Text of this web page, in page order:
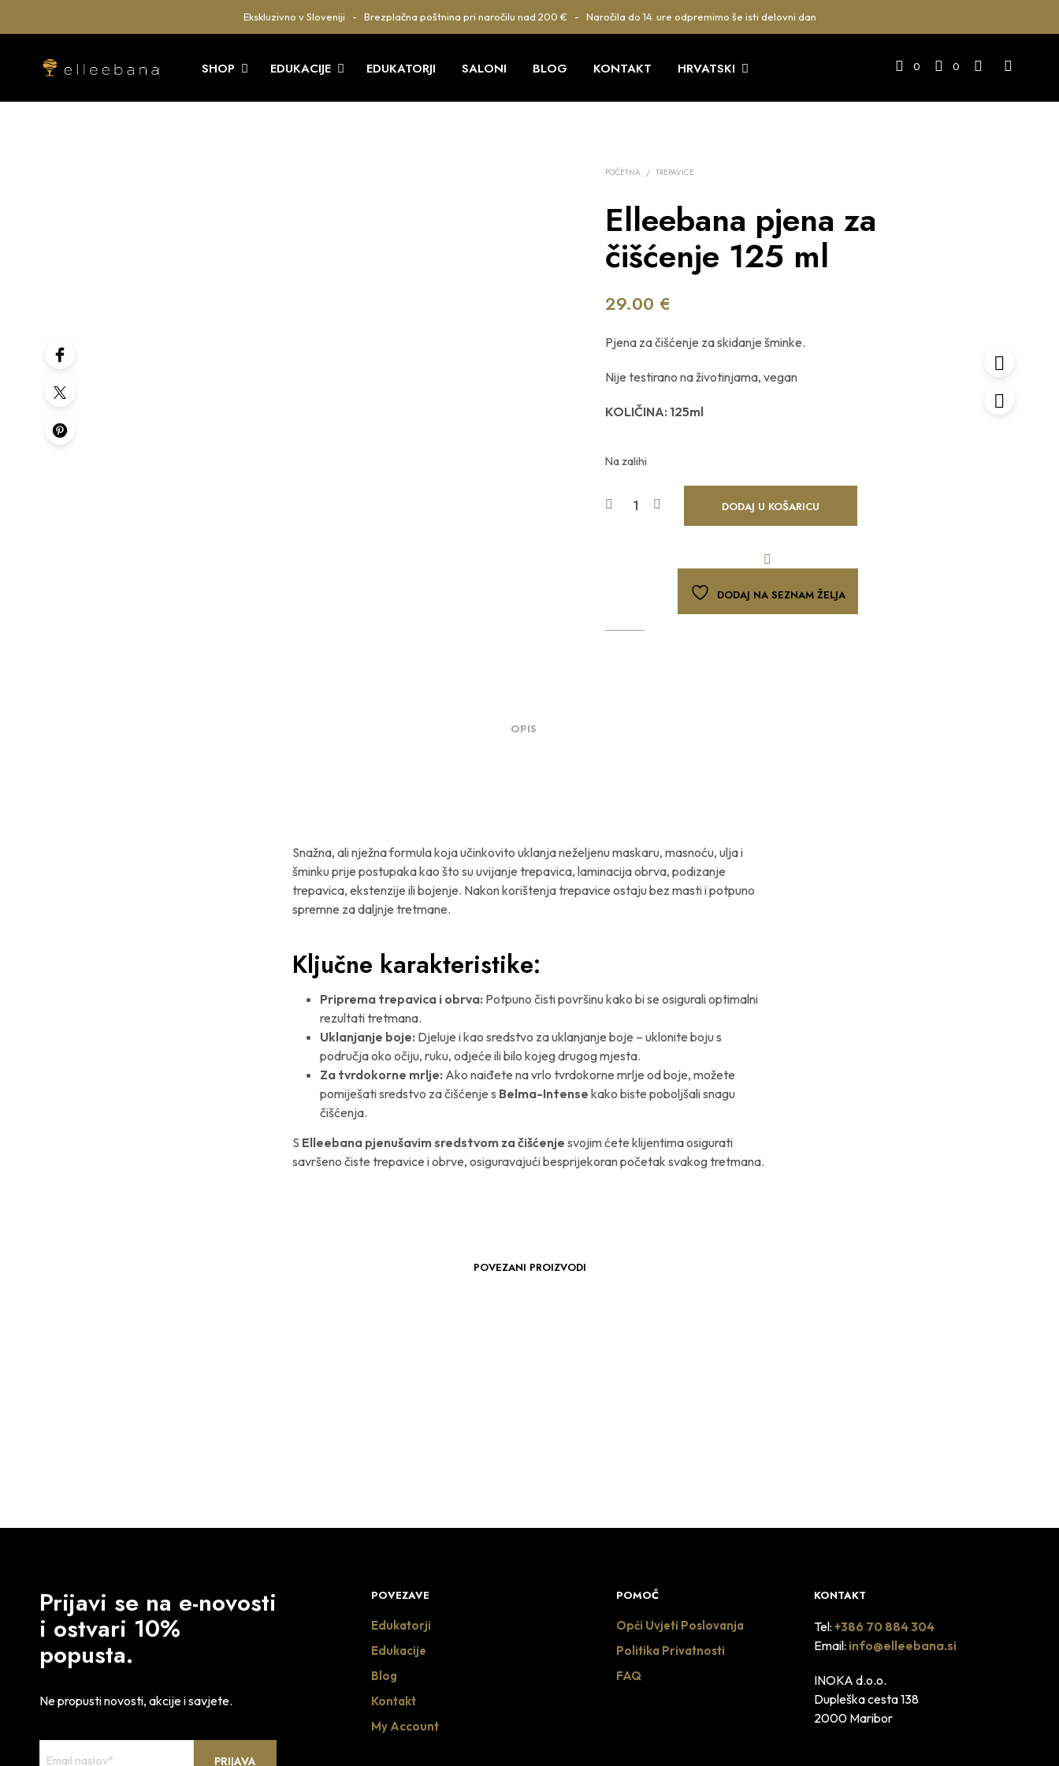
Ekskluzivno v Sloveniji - Brezplačna poštnina pri naročilu nad 200 € - Naročila do 14. ure odpremimo še isti delovni dan
SHOP EDUKACIJE EDUKATORJI SALONI BLOG KONTAKT HRVATSKI 0 0
POČETNA / TREPAVICE
Elleebana pjena za
čišćenje 125 ml
29.00 €
Pjena za čišćenje za skidanje šminke.
Nije testirano na životinjama, vegan
KOLIČINA: 125ml
Na zalihi
DODAJ U KOŠARICU
DODAJ NA SEZNAM ŽELJA
OPIS
Snažna, ali nježna formula koja učinkovito uklanja neželjenu maskaru, masnoću, ulja i
šminku prije postupaka kao što su uvijanje trepavica, laminacija obrva, podizanje
trepavica, ekstenzije ili bojenje. Nakon korištenja trepavice ostaju bez masti i potpuno
spremne za daljnje tretmane.
Ključne karakteristike:
Priprema trepavica i obrva: Potpuno čisti površinu kako bi se osigurali optimalni
rezultati tretmana.
Uklanjanje boje: Djeluje i kao sredstvo za uklanjanje boje – uklonite boju s
područja oko očiju, ruku, odjeće ili bilo kojeg drugog mjesta.
Za tvrdokorne mrlje: Ako naiđete na vrlo tvrdokorne mrlje od boje, možete
pomiješati sredstvo za čišćenje s Belma-Intense kako biste poboljšali snagu
čišćenja.
S Elleebana pjenušavim sredstvom za čišćenje svojim ćete klijentima osigurati
savršeno čiste trepavice i obrve, osiguravajući besprijekoran početak svakog tretmana.
POVEZANI PROIZVODI
Prijavi se na e-novosti
i ostvari 10%
popusta.
Ne propusti novosti, akcije i savjete.
POVEZAVE
Edukatorji
Edukacije
Blog
Kontakt
My Account
POMOČ
Opći Uvjeti Poslovanja
Politika Privatnosti
FAQ
KONTAKT
Tel: +386 70 884 304
Email: info@elleebana.si
INOKA d.o.o.
Dupleška cesta 138
2000 Maribor